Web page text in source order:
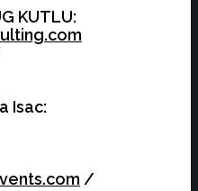
KUTLU:
Isac:
/